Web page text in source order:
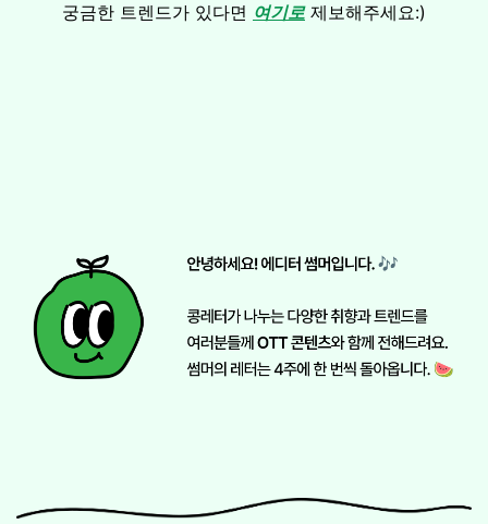
궁금한 트렌드가 있다면 여기로 제보해주세요:)